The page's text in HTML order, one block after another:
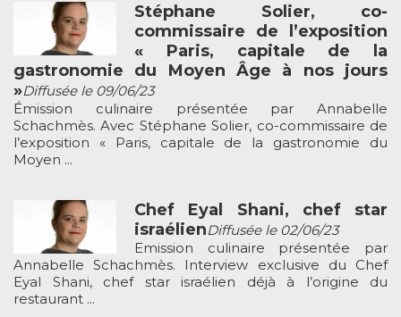
Stéphane Solier, co-
commissaire de l’exposition
« Paris, capitale de la
gastronomie du Moyen Âge à nos jours
»Diffusée le 09/06/23
Émission culinaire présentée par Annabelle
Schachmès. Avec Stéphane Solier, co-commissaire de
l’exposition « Paris, capitale de la gastronomie du
Moyen ...
Chef Eyal Shani, chef star
israélienDiffusée le 02/06/23
Emission culinaire présentée par
Annabelle Schachmès. Interview exclusive du Chef
Eyal Shani, chef star israélien déjà à l’origine du
restaurant ...